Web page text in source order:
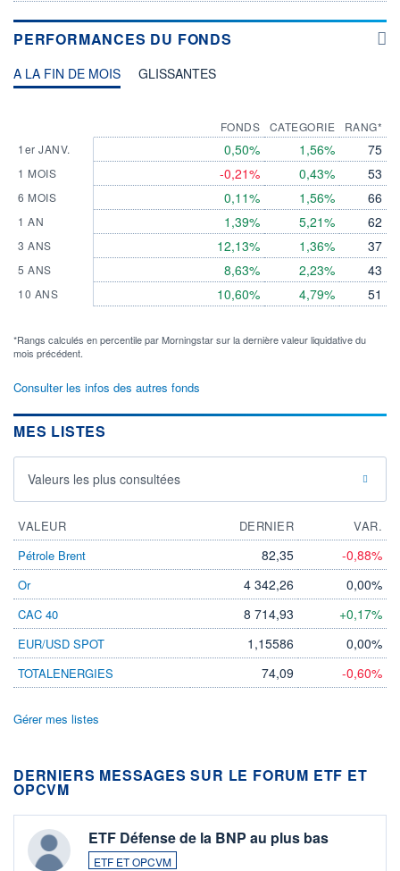
PERFORMANCES DU FONDS
A LA FIN DE MOIS GLISSANTES
1er JANV.
1 MOIS
6 MOIS
1 AN
3 ANS
5 ANS
10 ANS
FONDS
0,50%
-0,21%
0,11%
1,39%
12,13%
8,63%
10,60%
CATEGORIE
1,56%
0,43%
1,56%
5,21%
1,36%
2,23%
4,79%
RANG*
75
53
66
62
37
43
51
*Rangs calculés en percentile par Morningstar sur la dernière valeur liquidative du
mois précédent.
Consulter les infos des autres fonds
MES LISTES
Valeurs les plus consultées
VALEUR DERNIER
VAR.
Pétrole Brent
82,35 -0,88%
Or 4 342,26 0,00%
CAC 40 8 714,93 +0,17%
EUR/USD SPOT 1,15586 0,00%
TOTALENERGIES 74,09 -0,60%
Gérer mes listes
DERNIERS MESSAGES SUR LE FORUM ETF ET
OPCVM
ETF Défense de la BNP au plus bas
ETF ET OPCVM